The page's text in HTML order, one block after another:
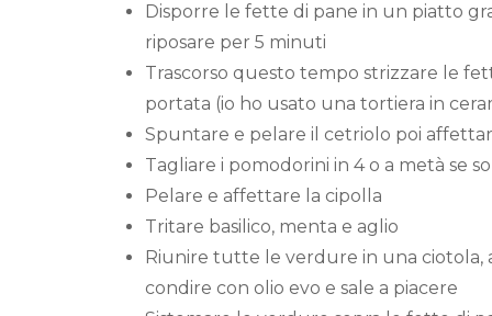
Disporre le fette di pane in un piatto
riposare per 5 minuti
Trascorso questo tempo strizzare le
portata (io ho usato una tortiera in
Spuntare e pelare il cetriolo poi
Tagliare i pomodorini in 4 o a metà se
Pelare e affettare la cipolla
Tritare basilico, menta e aglio
Riunire tutte le verdure in una ciotola,
condire con olio evo e sale a piacere